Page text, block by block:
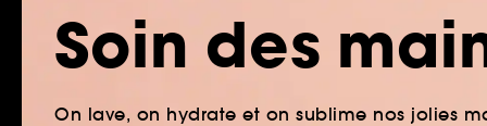
Soin des
On lave, on hydrate et on sublime nos jolies